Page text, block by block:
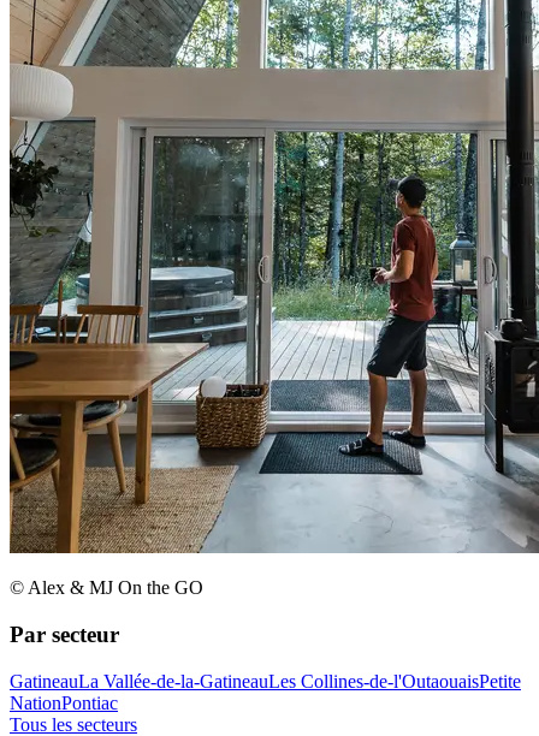
© Alex & MJ On the GO
Par secteur
GatineauLa Vallée-de-la-GatineauLes Collines-de-l'OutaouaisPetite
NationPontiac
Tous les secteurs